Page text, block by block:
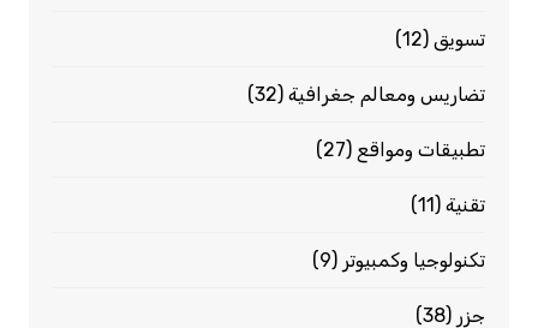
تسويق (12)
تضاريس ومعالم جغرافية(32)
تطبيقات ومواقع (27)
تقنية(11)
تكنولوجيا وكمبيوتر (9)
جزر (38)